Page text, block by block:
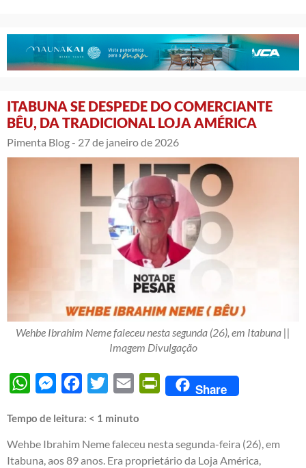
ITABUNA SE DESPEDE DO COMERCIANTE
BÊU, DA TRADICIONAL LOJA AMÉRICA
Pimenta Blog - 27 de janeiro de 2026
Wehbe Ibrahim Neme faleceu nesta segunda (26), em Itabuna ||
Imagem Divulgação
WhatsAppMessengerFacebook
Twitter Email PrintFriendly
Share
Tempo de leitura: < 1 minuto
Wehbe Ibrahim Neme faleceu nesta segunda-feira (26), em
Itabuna, aos 89 anos. Era proprietário da Loja América,